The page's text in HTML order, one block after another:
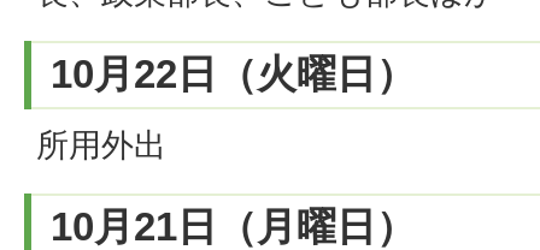
10月22日（火曜日）
所用外出
10月21日（月曜日）